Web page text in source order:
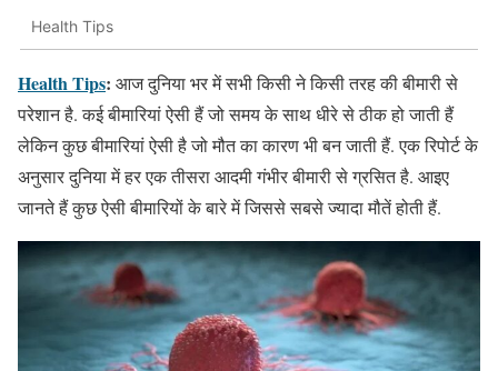
Health Tips
Health Tips: आज दुनिया भर में सभी किसी ने किसी तरह की बीमारी से
परेशान है. कई बीमारियां ऐसी हैं जो समय के साथ धीरे से ठीक हो जाती हैं
लेकिन कुछ बीमारियां ऐसी है जो मौत का कारण भी बन जाती हैं. एक रिपोर्ट के
अनुसार दुनिया में हर एक तीसरा आदमी गंभीर बीमारी से ग्रसित है. आइए
जानते हैं कुछ ऐसी बीमारियों के बारे में जिससे सबसे ज्यादा मौतें होती हैं.